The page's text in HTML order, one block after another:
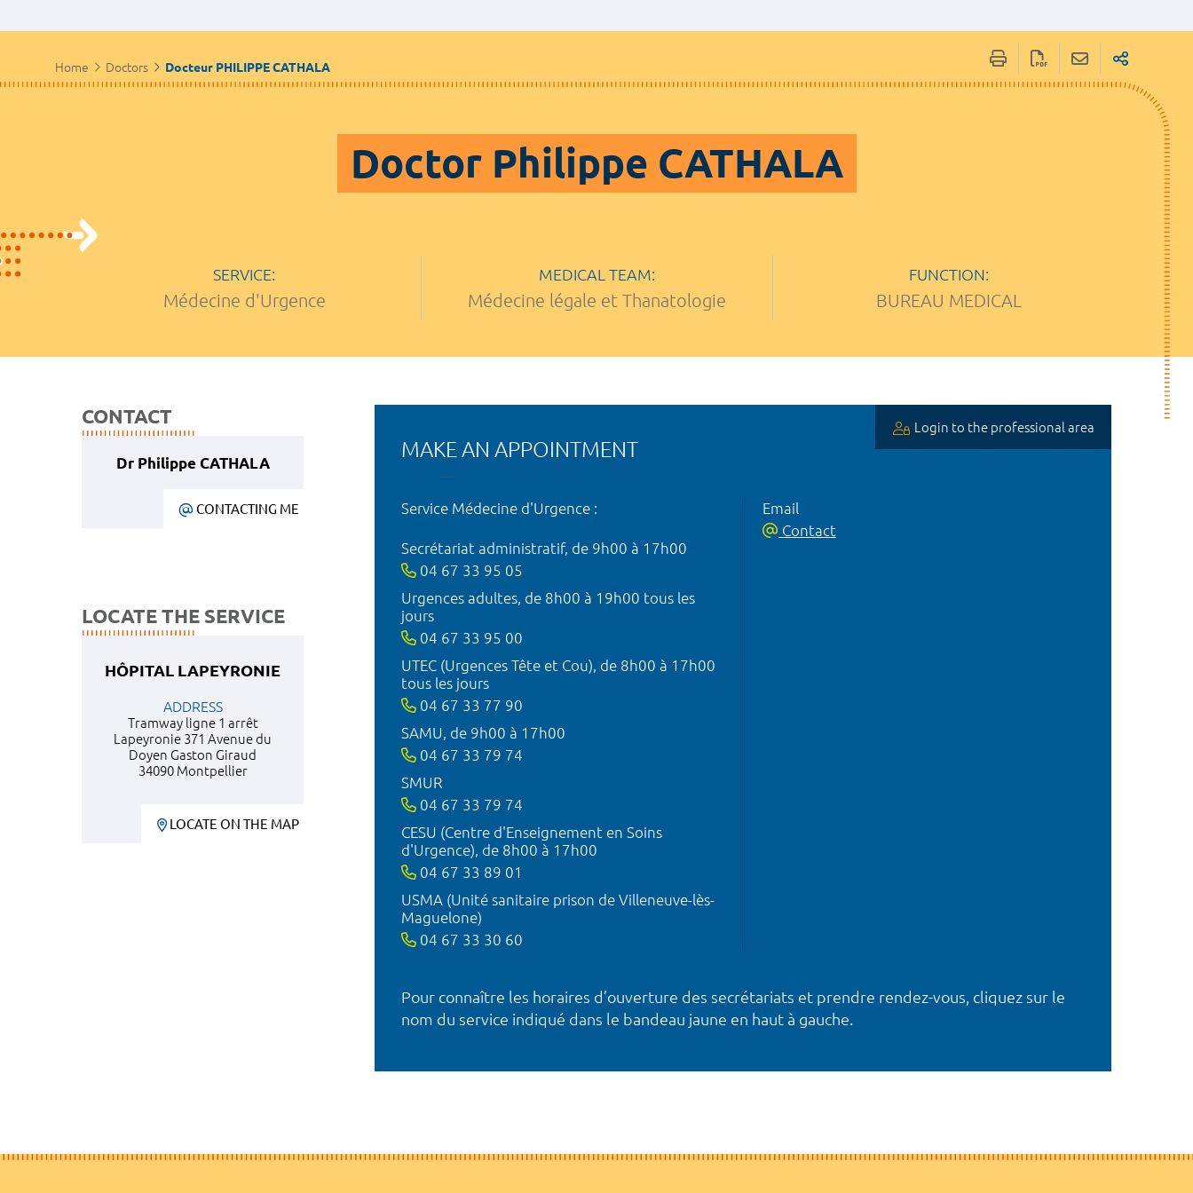
Home Doctors Docteur PHILIPPE CATHALA
Doctor Philippe CATHALA
SERVICE:
Médecine d'Urgence
MEDICAL TEAM:
Médecine légale et Thanatologie
FUNCTION:
BUREAU MEDICAL
CONTACT
Dr Philippe CATHALA
CONTACTING ME
LOCATE THE SERVICE
HÔPITAL LAPEYRONIE
ADDRESS
Tramway ligne 1 arrêt
Lapeyronie 371 Avenue du
Doyen Gaston Giraud
34090 Montpellier
LOCATE ON THE MAP
MAKE AN APPOINTMENT
Login to the professional area
Service Médecine d'Urgence :
Secrétariat administratif, de 9h00 à 17h00
04 67 33 95 05
Urgences adultes, de 8h00 à 19h00 tous les
jours
04 67 33 95 00
UTEC (Urgences Tête et Cou), de 8h00 à 17h00
tous les jours
04 67 33 77 90
SAMU, de 9h00 à 17h00
04 67 33 79 74
SMUR
04 67 33 79 74
CESU (Centre d'Enseignement en Soins
d'Urgence), de 8h00 à 17h00
04 67 33 89 01
USMA (Unité sanitaire prison de Villeneuve-lès-
Maguelone)
04 67 33 30 60
Email
Contact
Pour connaître les horaires d’ouverture des secrétariats et prendre rendez-vous, cliquez sur le
nom du service indiqué dans le bandeau jaune en haut à gauche.